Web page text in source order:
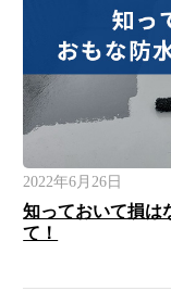
2022年6月26日
知っておいて損は
て！